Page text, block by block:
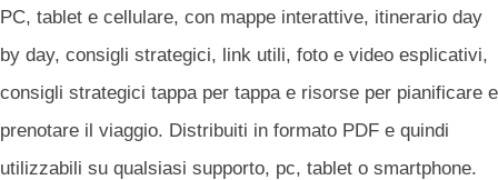
PC, tablet e cellulare, con mappe interattive, itinerario day
by day, consigli strategici, link utili, foto e video esplicativi,
consigli strategici tappa per tappa e risorse per pianificare e
prenotare il viaggio. Distribuiti in formato PDF e quindi
utilizzabili su qualsiasi supporto, pc, tablet o smartphone.